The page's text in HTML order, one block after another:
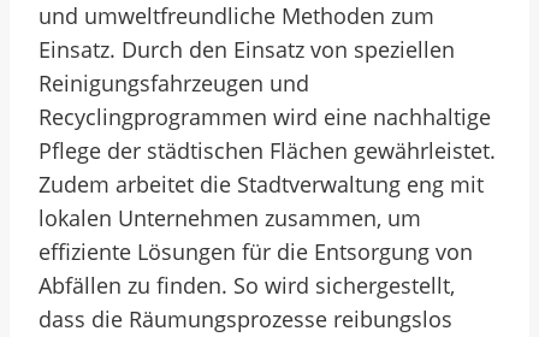
und umweltfreundliche Methoden zum
Einsatz. Durch den Einsatz von speziellen
Reinigungsfahrzeugen und
Recyclingprogrammen wird eine nachhaltige
Pflege der städtischen Flächen gewährleistet.
Zudem arbeitet die Stadtverwaltung eng mit
lokalen Unternehmen zusammen, um
effiziente Lösungen für die Entsorgung von
Abfällen zu finden. So wird sichergestellt,
dass die Räumungsprozesse reibungslos